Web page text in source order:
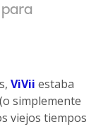
ViVii estaba
simplemente
viejos tiempos